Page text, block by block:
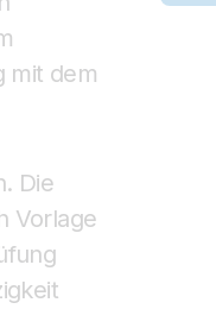
mit dem
Die
Vorlage